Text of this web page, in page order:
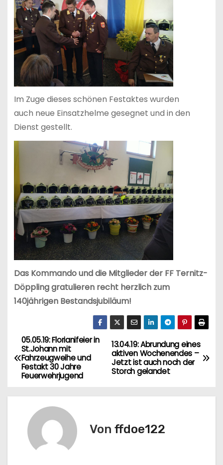
Im Zuge dieses schönen Festaktes wurden
auch neue Einsatzhelme gesegnet und in den
Dienst gestellt.
Das Kommando und die Mitglieder der FF Ternitz-
Döppling gratulieren recht herzlich zum
140jährigen Bestandsjubiläum!
B
e
13.04.19: Abrundung eines
aktiven Wochenendes –
Jetzt ist auch noch der
Storch gelandet
05.05.19: Florianifeier in
St.Johann mit
Fahrzeugweihe und
Festakt 30 Jahre
Feuerwehrjugend
Von ffdoe122